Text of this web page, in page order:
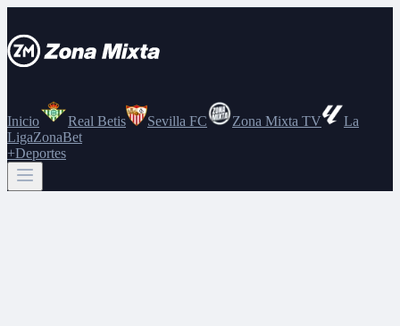
Inicio Real Betis Sevilla FC Zona Mixta TV
La
LigaZonaBet
+Deportes